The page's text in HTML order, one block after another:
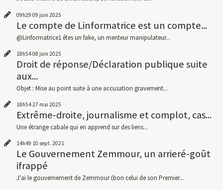
09h29 09 juin 2025
Le compte de Linformatrice est un compte...
@Linformatrice1 êtes un fake, un menteur manipulateur...
18h5408 juin 2025
Droit de réponse/Déclaration publique suite
aux...
Objet : Mise au point suite à une accusation gravement...
18h5427 mai 2025
Extrême-droite, journalisme et complot, cas...
Une étrange cabale qui en apprend sur des liens...
14h49 10 sept. 2021
Le Gouvernement Zemmour, un arrieré-goût
ifrappé
J'ai le gouvernement de Zemmour (bon celui de son Premier...